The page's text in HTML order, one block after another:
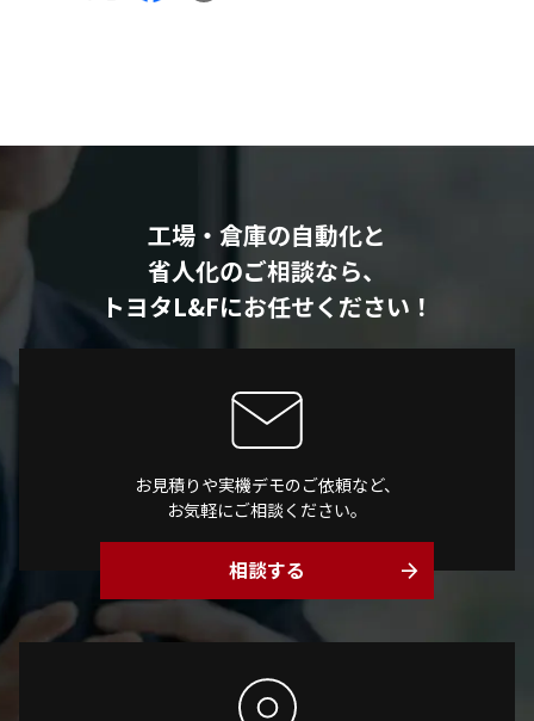
工場・倉庫の自動化と
省人化のご相談なら、
トヨタL&Fにお任せください！
お見積りや実機デモのご依頼など、
お気軽にご相談ください。
相談する arrow_forward